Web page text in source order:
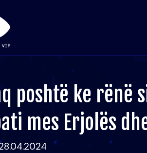
poshtë ke rënë
mes Erjolës